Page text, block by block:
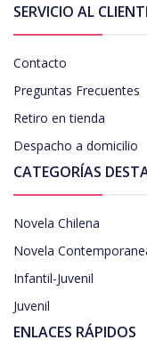
SERVICIO AL
Contacto
Preguntas Frecuentes
Retiro en tienda
Despacho a domicilio
CATEGORÍAS
Novela Chilena
Novela
Infantil-Juvenil
Juvenil
ENLACES RÁPIDOS